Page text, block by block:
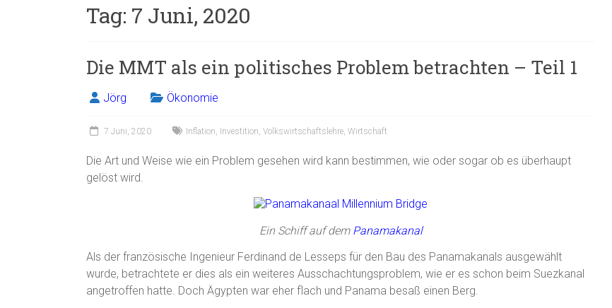
Tag: 7 Juni, 2020
Die MMT als ein politisches Problem betrachten – Teil 1
Jörg Ökonomie
7 Juni, 2020 Inflation Investition Volkswirtschaftslehre Wirtschaft
Die Art und Weise wie ein Problem gesehen wird kann bestimmen, wie oder sogar ob es überhaupt
gelöst wird.
Ein Schiff auf dem Panamakanal
Als der französische Ingenieur Ferdinand de Lesseps für den Bau des Panamakanals ausgewählt
wurde, betrachtete er dies als ein weiteres Ausschachtungsproblem, wie er es schon beim Suezkanal
angetroffen hatte. Doch Ägypten war eher flach und Panama besaß einen Berg.